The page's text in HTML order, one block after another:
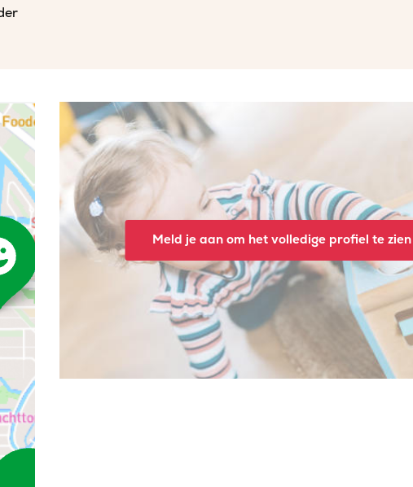
Meld je aan om het volledige profiel te zien